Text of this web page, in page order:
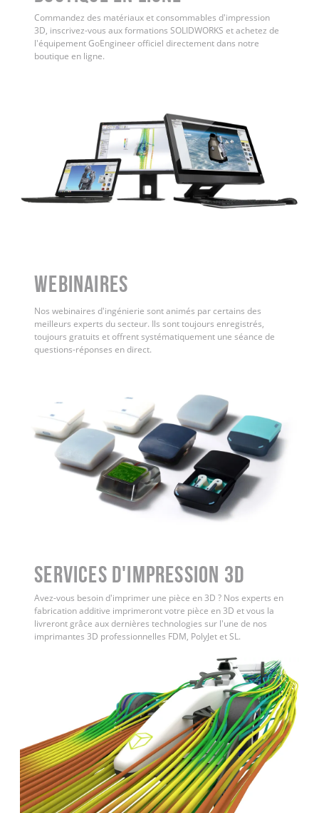
Commandez des matériaux et consommables d'impression
3D, inscrivez-vous aux formations SOLIDWORKS et achetez de
l'équipement GoEngineer officiel directement dans notre
boutique en ligne.
WEBINAIRES
Nos webinaires d'ingénierie sont animés par certains des
meilleurs experts du secteur. Ils sont toujours enregistrés,
toujours gratuits et offrent systématiquement une séance de
questions-réponses en direct.
Services d'impression 3D
Avez-vous besoin d'imprimer une pièce en 3D ? Nos experts en
fabrication additive imprimeront votre pièce en 3D et vous la
livreront grâce aux dernières technologies sur l'une de nos
imprimantes 3D professionnelles FDM, PolyJet et SL.